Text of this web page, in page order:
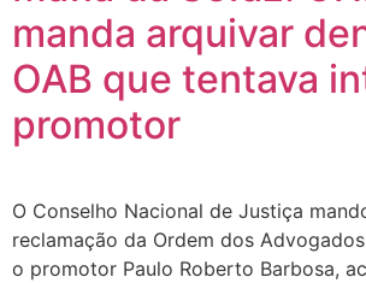
manda arquivar
OAB que tentava
promotor
O Conselho Nacional de Justiça
reclamação da Ordem dos
o promotor Paulo Roberto Barbosa,